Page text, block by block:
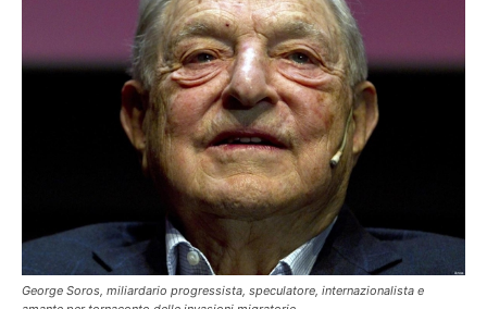
George Soros, miliardario progressista, speculatore, internazionalista e